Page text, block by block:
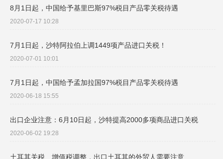
8月1日起，中国给予基里巴斯97%税目产品零关税待遇
2020-07-17 10:28
7月1日起，沙特阿拉伯上调1449项产品进口关税！
2020-07-01 10:01
7月1日起，中国给予孟加拉国97%税目产品零关税待遇
2020-06-18 15:55
出口企业注意：6月10日起，沙特提高2000多项商品进口关税
2020-06-02 19:28
土耳其关税、增值税调整，出口土耳其的外贸人需要注意